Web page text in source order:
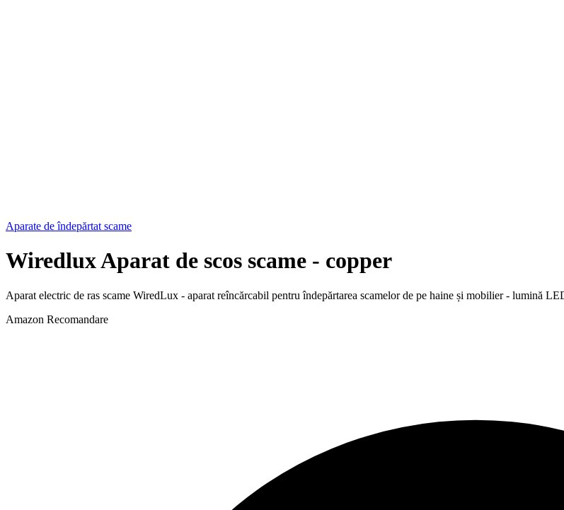
Aparate de îndepărtat scame
Wiredlux Aparat de scos scame - copper
Aparat electric de ras scame WiredLux - aparat reîncărcabil pentru îndepărtarea scamelor de pe haine și mobilier - lumină
Amazon Recomandare